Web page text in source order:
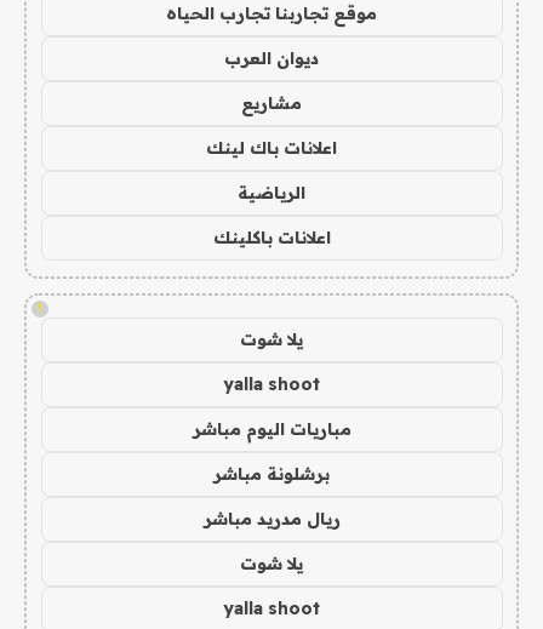
موقع تجاربنا تجارب الحياه
ديوان العرب
مشاريع
اعلانات باك لينك
الرياضية
اعلانات باكلينك
!
يلا شوت
yalla shoot
مباريات اليوم مباشر
برشلونة مباشر
ريال مدريد مباشر
يلا شوت
yalla shoot